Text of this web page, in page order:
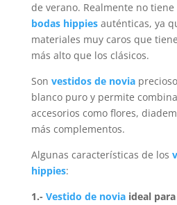
de verano. Realmente no
bodas hippiesauténticas, ya
materiales muy caros que
más alto que los clásicos.
Son vestidos de novia
blanco puro y permite
accesorios como flores,
más complementos.
Algunas características de los
hippies:
1.- Vestido de noviaideal